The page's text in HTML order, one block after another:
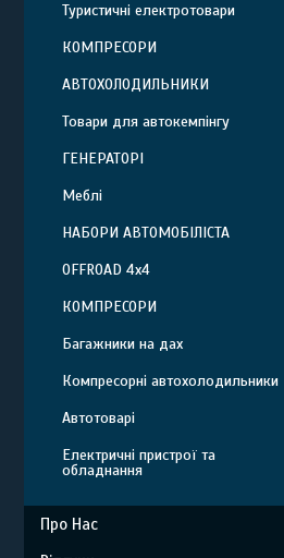
Туристичні електротовари
КОМПРЕСОРИ
АВТОХОЛОДИЛЬНИКИ
Товари для автокемпінгу
ГЕНЕРАТОРІ
Меблі
НАБОРИ АВТОМОБІЛІСТА
OFFROAD 4х4
КОМПРЕСОРИ
Багажники на дах
Компресорні автохолодильники
Автотоварі
Електричні пристрої та
обладнання
Про Нас